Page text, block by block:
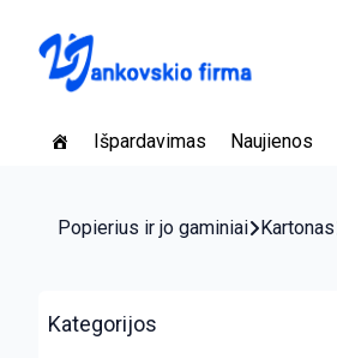
Išpardavimas Naujienos
Popierius ir jo gaminiai Kartonas
Kategorijos